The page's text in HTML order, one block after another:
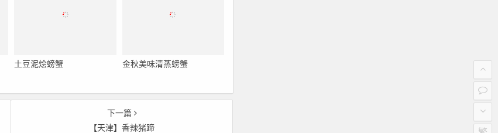
土豆泥烩螃蟹 金秋美味清蒸螃蟹
下一篇
【天津】香辣猪蹄